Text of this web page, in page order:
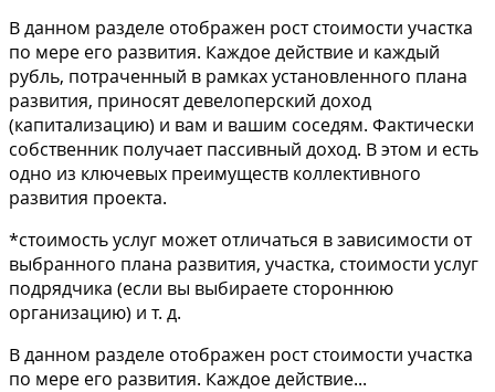
В данном разделе отображен рост стоимости участка
по мере его развития. Каждое действие и каждый
рубль, потраченный в рамках установленного плана
развития, приносят девелоперский доход
(капитализацию) и вам и вашим соседям. Фактически
собственник получает пассивный доход. В этом и есть
одно из ключевых преимуществ коллективного
развития проекта.
*стоимость услуг может отличаться в зависимости от
выбранного плана развития, участка, стоимости услуг
подрядчика (если вы выбираете стороннюю
организацию) и т. д.
В данном разделе отображен рост стоимости участка
по мере его развития. Каждое действие...